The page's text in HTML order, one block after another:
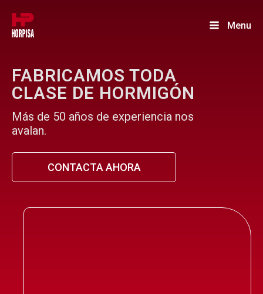
Menu
FABRICAMOS TODA
CLASE DE HORMIGÓN
Más de 50 años de experiencia nos
avalan.
CONTACTA AHORA